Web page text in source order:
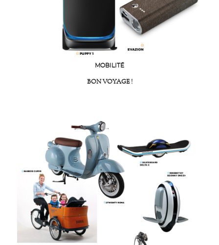
MOBILITÉ
BON VOYAGE !